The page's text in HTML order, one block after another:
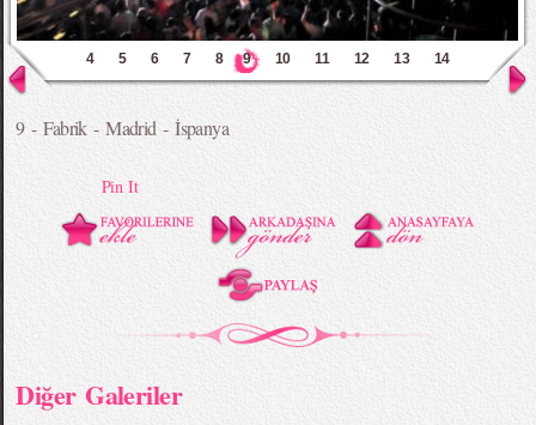
4 5 6 7 8 9 10 11 12 13 14
9 - Fabrik - Madrid - İspanya
Pin It
Diğer Galeriler